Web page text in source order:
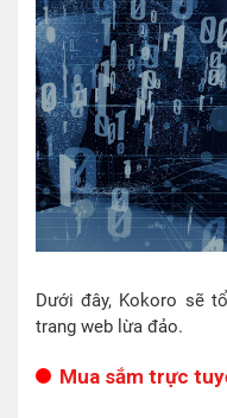
Dưới đây, Kokoro sẽ
trang web lừa đảo.
Mua sắm trực